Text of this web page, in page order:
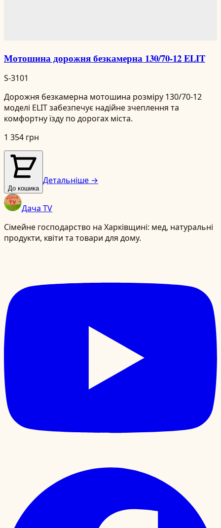
Мотошина дорожня безкамерна 130/70-12 ELIT
S-3101
Дорожня безкамерна мотошина розміру 130/70-12
моделі ELIT забезпечує надійне зчеплення та
комфортну їзду по дорогах міста.
1 354 грн
До кошика
Детальніше →
Дача TV
Сімейне господарство на Харківщині: мед, натуральні
продукти, квіти та товари для дому.